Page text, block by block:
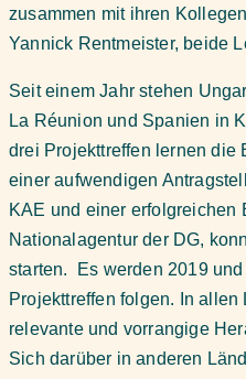
zusammen mit ihren
Yannick Rentmeister, beide
Seit einem Jahr stehen
La Réunion und Spanien in
drei Projekttreffen lernen die
einer aufwendigen
KAE und einer erfolgreichen
Nationalagentur der DG,
starten. Es werden 2019
Projekttreffen folgen. In
relevante und vorrangige
Sich darüber in anderen